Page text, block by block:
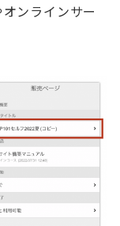
ンラインサー